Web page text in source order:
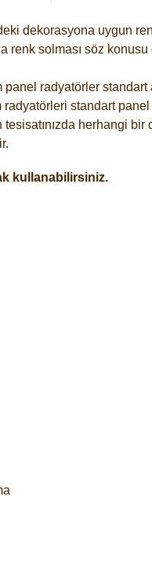
dekorasyona uygun
renk solması söz konusu
panel radyatörler standart
standart
herhangi
kullanabilirsiniz.